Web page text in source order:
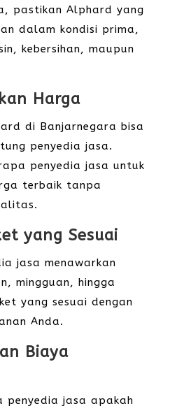
pastikan Alphard yang
dalam kondisi prima,
kebersihan, maupun
Harga
di Banjarnegara bisa
penyedia jasa.
penyedia jasa untuk
terbaik tanpa
yang Sesuai
jasa menawarkan
mingguan, hingga
yang sesuai dengan
Anda.
Biaya
penyedia jasa apakah